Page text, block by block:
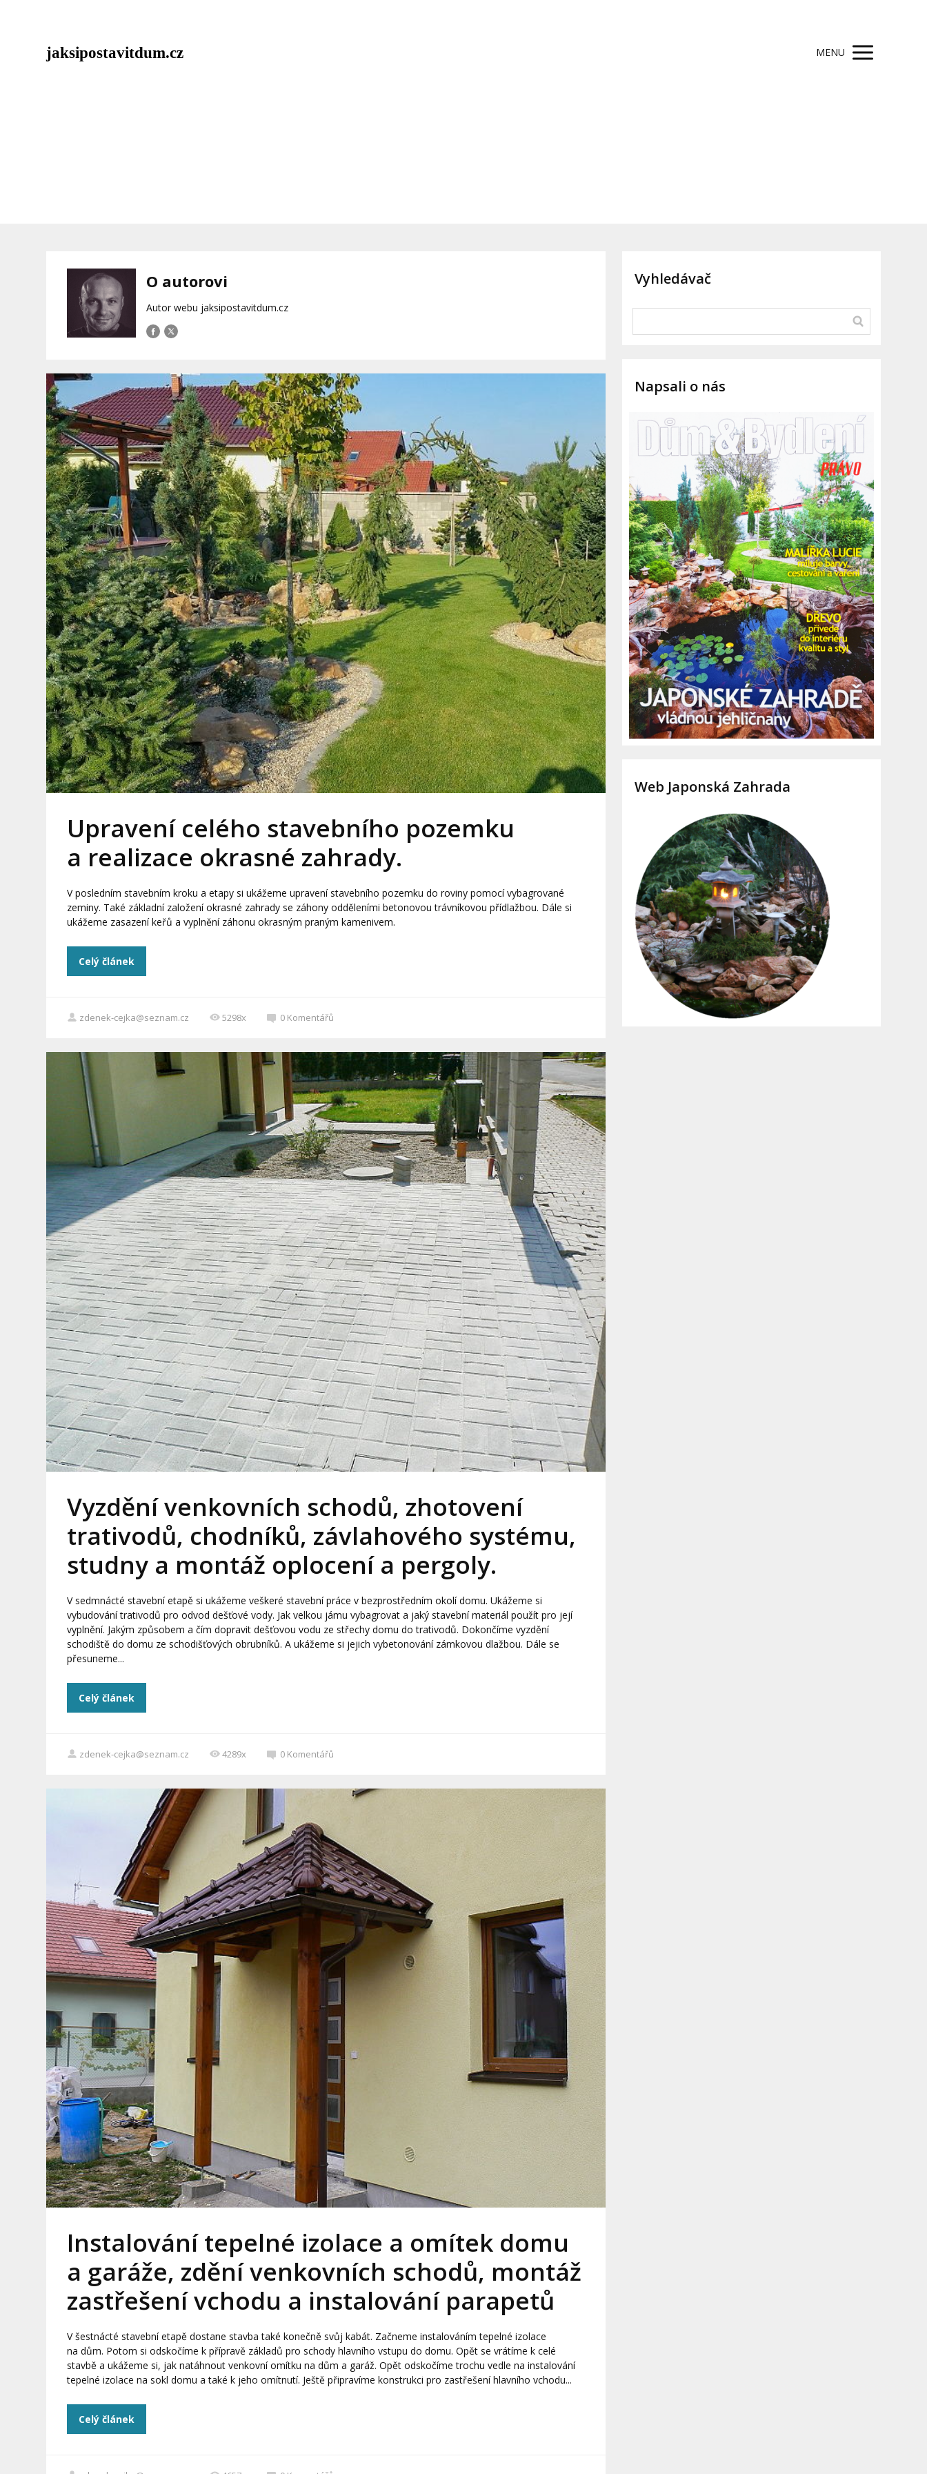
jaksipostavitdum.cz MENU
O autorovi
Autor webu jaksipostavitdum.cz
Upravení celého stavebního pozemku
a realizace okrasné zahrady.
V posledním stavebním kroku a etapy si ukážeme upravení stavebního pozemku do roviny pomocí vybagrované
zeminy. Také základní založení okrasné zahrady se záhony odděleními betonovou trávníkovou přídlažbou. Dále si
ukážeme zasazení keřů a vyplnění záhonu okrasným praným kamenivem.
Celý článek
zdenek-cejka@seznam.cz 5298x 0 Komentářů
Vyzdění venkovních schodů, zhotovení
trativodů, chodníků, závlahového systému,
studny a montáž oplocení a pergoly.
V sedmnácté stavební etapě si ukážeme veškeré stavební práce v bezprostředním okolí domu. Ukážeme si
vybudování trativodů pro odvod dešťové vody. Jak velkou jámu vybagrovat a jaký stavební materiál použít pro její
vyplnění. Jakým způsobem a čím dopravit dešťovou vodu ze střechy domu do trativodů. Dokončíme vyzdění
schodiště do domu ze schodišťových obrubníků. A ukážeme si jejich vybetonování zámkovou dlažbou. Dále se
přesuneme...
Celý článek
zdenek-cejka@seznam.cz 4289x 0 Komentářů
Instalování tepelné izolace a omítek domu
a garáže, zdění venkovních schodů, montáž
zastřešení vchodu a instalování parapetů
V šestnácté stavební etapě dostane stavba také konečně svůj kabát. Začneme instalováním tepelné izolace
na dům. Potom si odskočíme k přípravě základů pro schody hlavního vstupu do domu. Opět se vrátíme k celé
stavbě a ukážeme si, jak natáhnout venkovní omítku na dům a garáž. Opět odskočíme trochu vedle na instalování
tepelné izolace na sokl domu a také k jeho omítnutí. Ještě připravíme konstrukci pro zastřešení hlavního vchodu...
Celý článek
Vyhledávač
Napsali o nás
Web Japonská Zahrada